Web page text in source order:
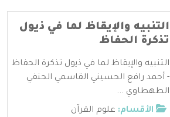
التنبيه والإيقاظ لما في ذيول
تذكرة الحفاظ
التنبيه والإيقاظ لما في ذيول تذكرة الحفاظ
- أحمد رافع الحسيني القاسمي الحنفي
الطهطاوي ...
الأقسام: علوم القرآن